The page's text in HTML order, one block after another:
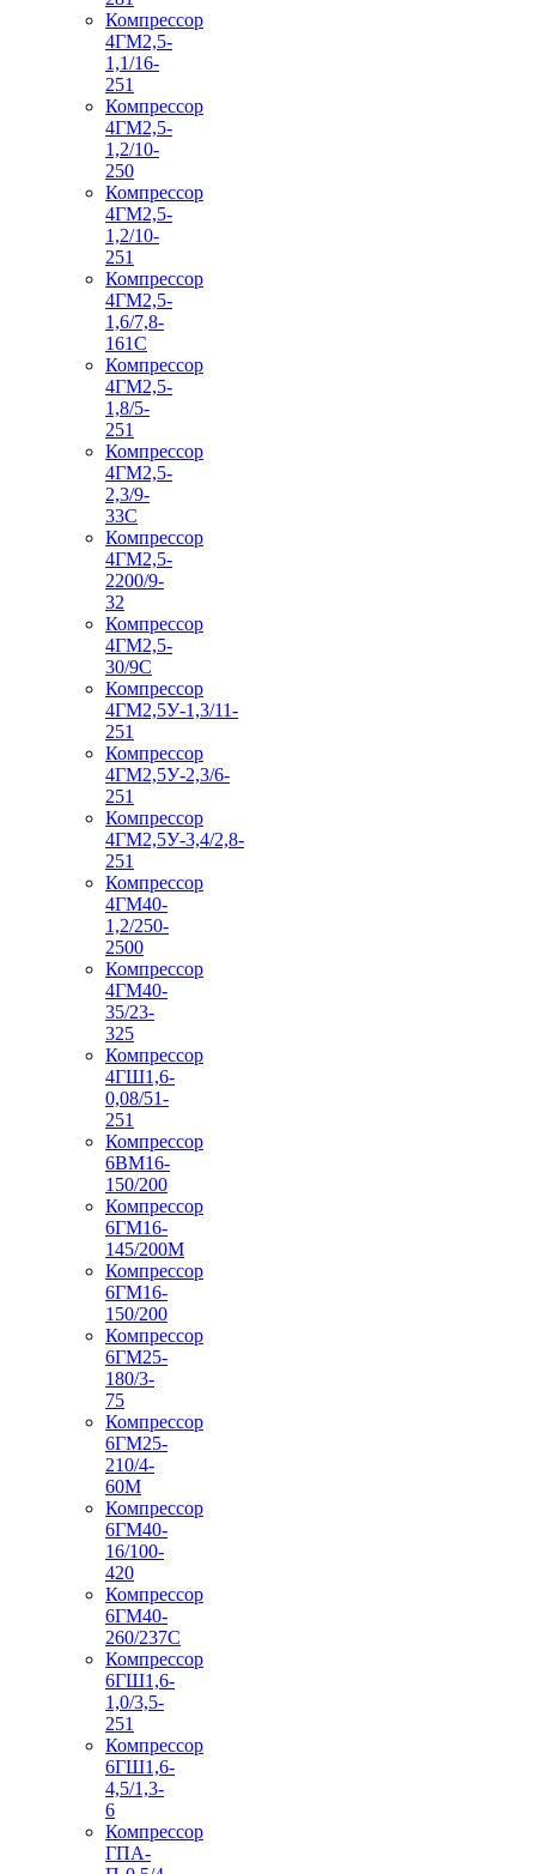
Компрессор
4ГМ2,5-
1,1/16-
251
Компрессор
4ГМ2,5-
1,2/10-
250
Компрессор
4ГМ2,5-
1,2/10-
251
Компрессор
4ГМ2,5-
1,6/7,8-
161С
Компрессор
4ГМ2,5-
1,8/5-
251
Компрессор
4ГМ2,5-
2,3/9-
33С
Компрессор
4ГМ2,5-
2200/9-
32
Компрессор
4ГМ2,5-
30/9С
Компрессор
4ГМ2,5У-1,3/11-
251
Компрессор
4ГМ2,5У-2,3/6-
251
Компрессор
4ГМ2,5У-3,4/2,8-
251
Компрессор
4ГМ40-
1,2/250-
2500
Компрессор
4ГМ40-
35/23-
325
Компрессор
4ГШ1,6-
0,08/51-
251
Компрессор
6ВМ16-
150/200
Компрессор
6ГМ16-
145/200М
Компрессор
6ГМ16-
150/200
Компрессор
6ГМ25-
180/3-
75
Компрессор
6ГМ25-
210/4-
60М
Компрессор
6ГМ40-
16/100-
420
Компрессор
6ГМ40-
260/237C
Компрессор
6ГШ1,6-
1,0/3,5-
251
Компрессор
6ГШ1,6-
4,5/1,3-
6
Компрессор
ГПА-